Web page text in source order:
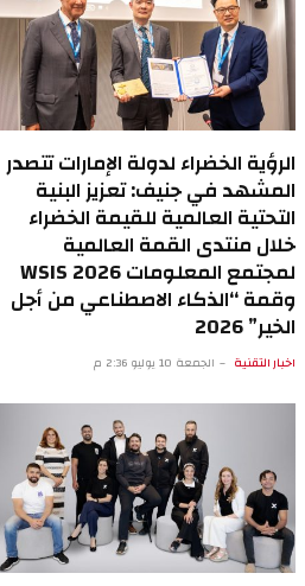
الرؤية الخضراء لدولة الإمارات تتصدر
المشهد في جنيف: تعزيز البنية
التحتية العالمية للقيمة الخضراء
خلال منتدى القمة العالمية
لمجتمع المعلومات WSIS 2026
وقمة “الذكاء الاصطناعي من أجل
الخير” 2026
اخبار التقنية الجمعة 10 يوليو 2:36 م